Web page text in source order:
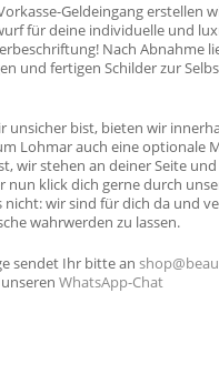
Geldeingang erstellen
für deine individuelle und
Nach Abnahme
und fertigen Schilder zur
unsicher bist, bieten wir
Lohmar auch eine optionale
wir stehen an deiner Seite
nun klick dich gerne durch
nicht: wir sind für dich da und
wahrwerden zu lassen.
sendet Ihr bitte an
WhatsApp-Chat